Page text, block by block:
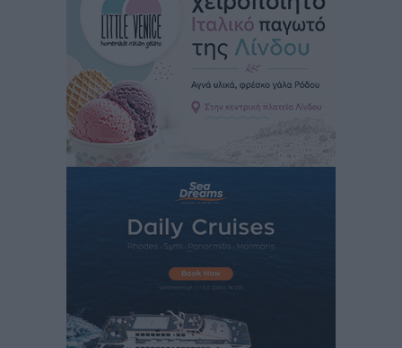
• πριν 5 ώρες
Φοίβος: Η μεγάλη επιστροφή του Μπρένο Σαλβατιέρα
Αθλητικά• πριν 5 ώρες
Κλεάνθης: Έτοιμες οι κάρτες διαρκείας της νέας
Ατρόμητος Διμυλιάς: Ο Μαργαρίτης και μία
αδιαπραγμάτευτη φιλοσοφία
Γ.Σ. Διαγόρας: Επέστρεψε στις Ακαδημίες η Ειρήνη